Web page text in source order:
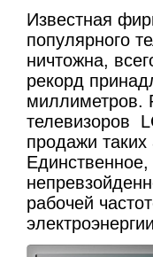
Известная
популярного
ничтожна,
рекорд
миллиметров.
телевизоров
продажи
рабочей